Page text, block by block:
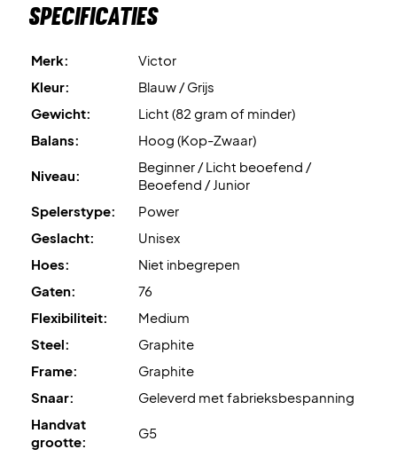
Specificaties
Merk:
Victor
Kleur:
Blauw / Grijs
Gewicht:
Licht (82 gram of minder)
Balans:
Hoog (Kop-Zwaar)
Niveau:
Beginner / Licht beoefend /
Beoefend / Junior
Spelerstype:
Power
Geslacht:
Unisex
Hoes:
Niet inbegrepen
Gaten:
76
Flexibiliteit:
Medium
Steel:
Graphite
Frame:
Graphite
Snaar:
Geleverd met fabrieksbespanning
Handvat
grootte:
G5